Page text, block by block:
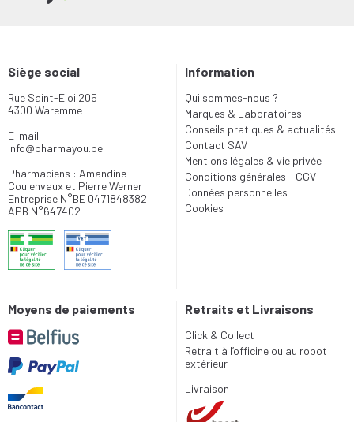
Siège social
Rue Saint-Eloi 205
4300 Waremme
E-mail
info@pharmayou.be
Pharmaciens : Amandine
Coulenvaux et Pierre Werner
Entreprise N°BE 0471848382
APB N°647402
Information
Qui sommes-nous ?
Marques & Laboratoires
Conseils pratiques & actualités
Contact SAV
Mentions légales & vie privée
Conditions générales - CGV
Données personnelles
Cookies
Moyens de paiements Retraits et Livraisons
Click & Collect
Retrait à l’officine ou au robot
extérieur
Livraison